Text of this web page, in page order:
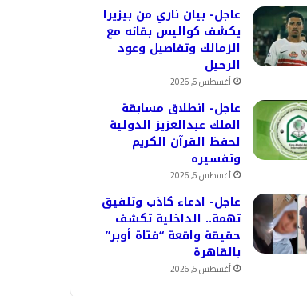
عاجل- بيان ناري من بيزيرا
يكشف كواليس بقائه مع
الزمالك وتفاصيل وعود
الرحيل
أغسطس 6, 2026
عاجل- انطلاق مسابقة
الملك عبدالعزيز الدولية
لحفظ القرآن الكريم
وتفسيره
أغسطس 6, 2026
عاجل- ادعاء كاذب وتلفيق
تهمة.. الداخلية تكشف
حقيقة واقعة “فتاة أوبر”
بالقاهرة
أغسطس 5, 2026